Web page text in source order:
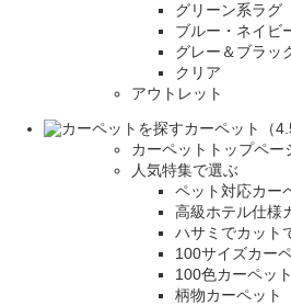
グリーン系ラグ
ブルー・ネイビ
グレー＆ブラッ
クリア
アウトレット
カーペット（
カーペットトップペー
人気特集で選ぶ
ペット対応カー
高級ホテル仕様
ハサミでカット
100サイズカー
100色カーペット
柄物カーペット